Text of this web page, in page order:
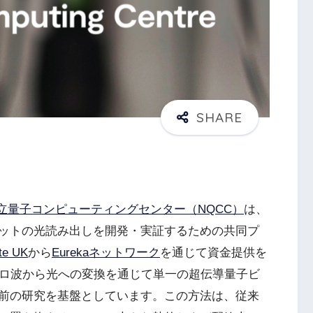
量子コンピューティングセンター（NQCC） は、
トの光読み出しを開発・実証するための共同プ
UKからEurekaネットワーク を通じて資金提供を
波から光への変換を通じて単一の超伝導量子ビ
の研究を基盤としています。この方法は、従来